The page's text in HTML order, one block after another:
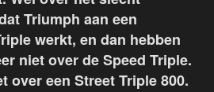
Triumph aan een
werkt, en dan hebben
niet over de Speed Triple.
over een Street Triple 800.